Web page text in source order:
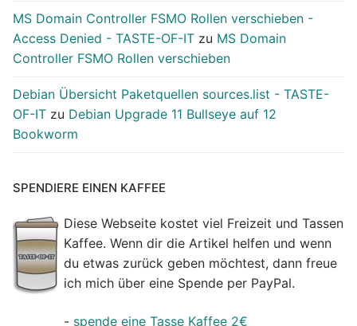
MS Domain Controller FSMO Rollen verschieben -
Access Denied - TASTE-OF-IT zu MS Domain
Controller FSMO Rollen verschieben
Debian Übersicht Paketquellen sources.list - TASTE-
OF-IT zu Debian Upgrade 11 Bullseye auf 12
Bookworm
SPENDIERE EINEN KAFFEE
Diese Webseite kostet viel Freizeit und Tassen
Kaffee. Wenn dir die Artikel helfen und wenn
du etwas zurück geben möchtest, dann freue
ich mich über eine Spende per PayPal.
- spende eine Tasse Kaffee 2€